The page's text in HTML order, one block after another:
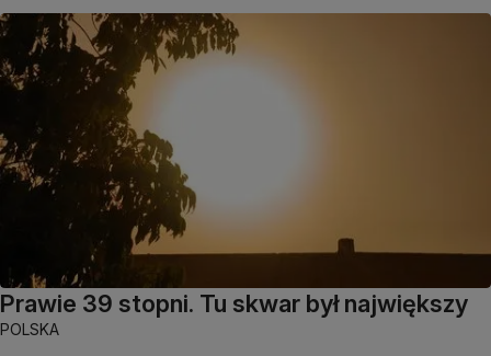
Prawie 39 stopni. Tu skwar był największy
POLSKA